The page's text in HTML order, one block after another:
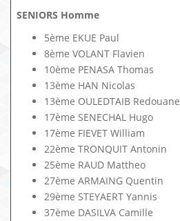
SENIORS Homme
5ème EKUE Paul
8ème VOLANT Flavien
10ème PENASA Thomas
13ème HAN Nicolas
13ème OULEDTAIB Redouane
17ème SENECHAL Hugo
17ème FIEVET William
22ème TRONQUIT Antonin
25ème RAUD Mattheo
27ème ARMAING Quentin
29ème STEYAERT Yannis
37ème DASILVA Camille